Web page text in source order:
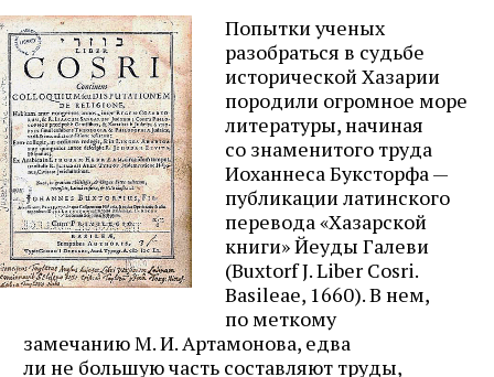
Попытки ученых
разобраться в судьбе
исторической Хазарии
породили огромное море
литературы, начиная
со знаменитого труда
Иоханнеса Буксторфа —
публикации латинского
перевода «Хазарской
книги» Йеуды Галеви
(Buxtorf J. Liber Cosri.
Basileae, 1660). В нем,
по меткому
замечанию М. И. Артамонова, едва
ли не большую часть составляют труды,